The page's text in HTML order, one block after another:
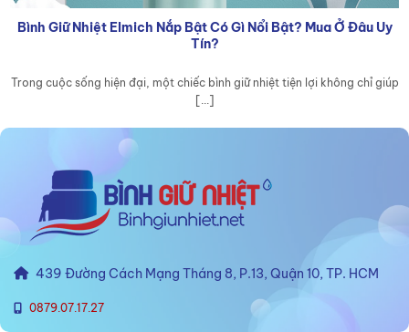
Bình Giữ Nhiệt Elmich Nắp Bật Có Gì Nổi Bật? Mua Ở Đâu Uy
Tín?
Trong cuộc sống hiện đại, một chiếc bình giữ nhiệt tiện lợi không chỉ giúp
[...]
439 Đường Cách Mạng Tháng 8, P.13, Quận 10, TP. HCM
0879.07.17.27